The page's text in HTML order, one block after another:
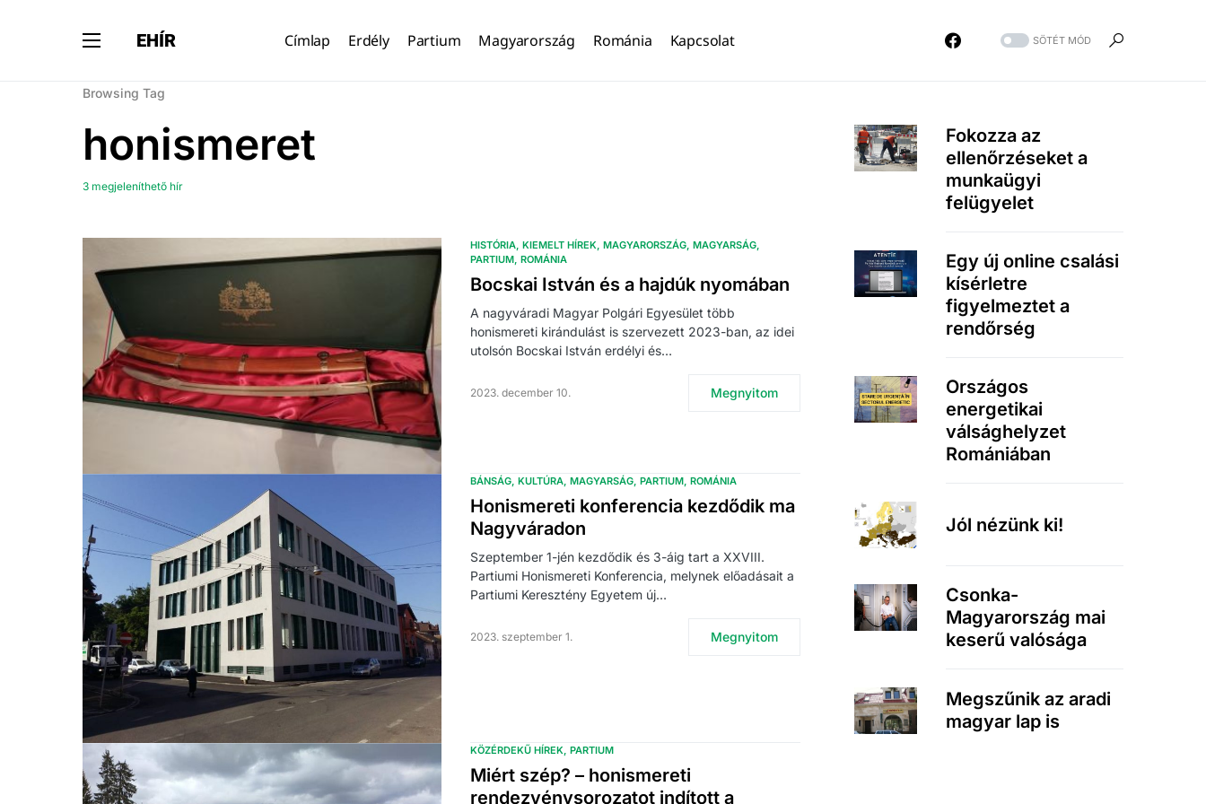
EHÍR Címlap Erdély Partium Magyarország Románia Kapcsolat SÖTÉT MÓD
Browsing Tag
honismeret
3 megjeleníthető hír
HISTÓRIA KIEMELT HÍREK MAGYARORSZÁG MAGYARSÁG
PARTIUM ROMÁNIA
Bocskai István és a hajdúk nyomában
A nagyváradi Magyar Polgári Egyesület több
honismereti kirándulást is szervezett 2023-ban, az idei
utolsón Bocskai István erdélyi és…
2023. december 10. Megnyitom
BÁNSÁG KULTÚRA MAGYARSÁG PARTIUM ROMÁNIA
Honismereti konferencia kezdődik ma
Nagyváradon
Szeptember 1-jén kezdődik és 3-áig tart a XXVIII.
Partiumi Honismereti Konferencia, melynek előadásait a
Partiumi Keresztény Egyetem új…
2023. szeptember 1. Megnyitom
KÖZÉRDEKŰ HÍREK PARTIUM
Miért szép? – honismereti
rendezvénysorozatot indított a
Fokozza az
ellenőrzéseket a
munkaügyi
felügyelet
Egy új online csalási
kísérletre
figyelmeztet a
rendőrség
Országos
energetikai
válsághelyzet
Romániában
Jól nézünk ki!
Csonka-
Magyarország mai
keserű valósága
Megszűnik az aradi
magyar lap is